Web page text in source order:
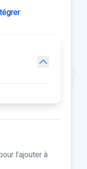
l’ajouter à